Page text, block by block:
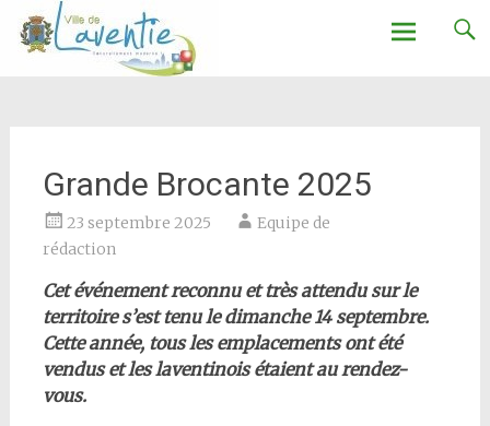
Ville de Laventie
Grande Brocante 2025
23 septembre 2025
Equipe de
rédaction
Cet événement reconnu et très attendu sur le
territoire s’est tenu le dimanche 14 septembre.
Cette année, tous les emplacements ont été
vendus et les laventinois étaient au rendez-
vous.